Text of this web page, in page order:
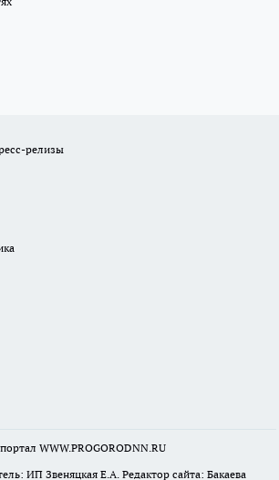
релизы
WWW.PROGORODNN.RU
ИП Звеняцкая Е.А. Редактор сайта: Бакаева